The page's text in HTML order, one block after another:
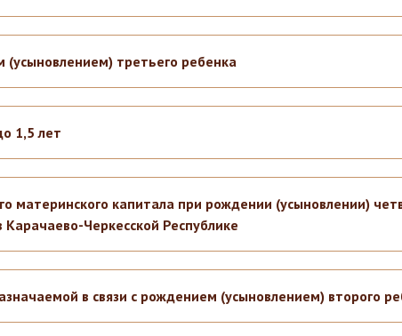
третьего ребенка
1,5 лет
капитала при рождении (усыновлении)
Черкесской Республике
в связи с рождением (усыновлением) второго